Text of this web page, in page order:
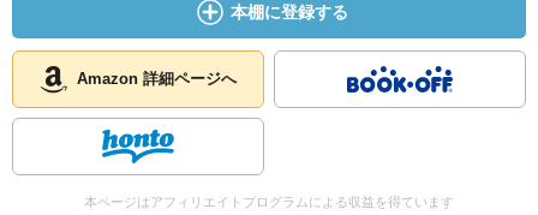
本棚に登録する
Amazon 詳細ページへ
本ページはアフィリエイトプログラムによる収益を得ています